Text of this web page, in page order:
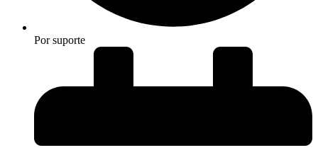
Porsuporte